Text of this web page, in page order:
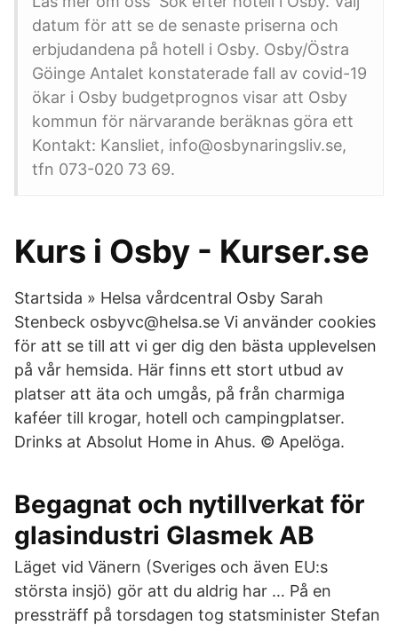
datum för att se de senaste priserna och
erbjudandena på hotell i Osby. Osby/Östra
Göinge Antalet konstaterade fall av covid-19
ökar i Osby budgetprognos visar att Osby
kommun för närvarande beräknas göra ett
Kontakt: Kansliet, info@osbynaringsliv.se,
tfn 073-020 73 69.
Kurs i Osby - Kurser.se
Startsida » Helsa vårdcentral Osby Sarah
Stenbeck osbyvc@helsa.se Vi använder cookies
för att se till att vi ger dig den bästa upplevelsen
på vår hemsida. Här finns ett stort utbud av
platser att äta och umgås, på från charmiga
kaféer till krogar, hotell och campingplatser.
Drinks at Absolut Home in Ahus. © Apelöga.
Begagnat och nytillverkat för
glasindustri Glasmek AB
Läget vid Vänern (Sveriges och även EU:s
största insjö) gör att du aldrig har … På en
pressträff på torsdagen tog statsminister Stefan